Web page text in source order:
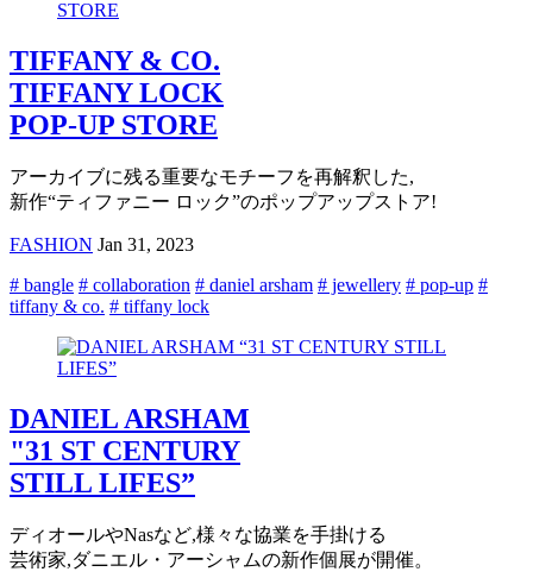
TIFFANY & CO.
TIFFANY LOCK
POP-UP STORE
アーカイブに残る重要なモチーフを再解釈した,
新作“ティファニー ロック”のポップアップストア!
FASHION Jan 31, 2023
# bangle # collaboration # daniel arsham # jewellery # pop-up #
tiffany & co. # tiffany lock
DANIEL ARSHAM
"31 ST CENTURY
STILL LIFES”
ディオールやNasなど,様々な協業を手掛ける
芸術家,ダニエル・アーシャムの新作個展が開催。